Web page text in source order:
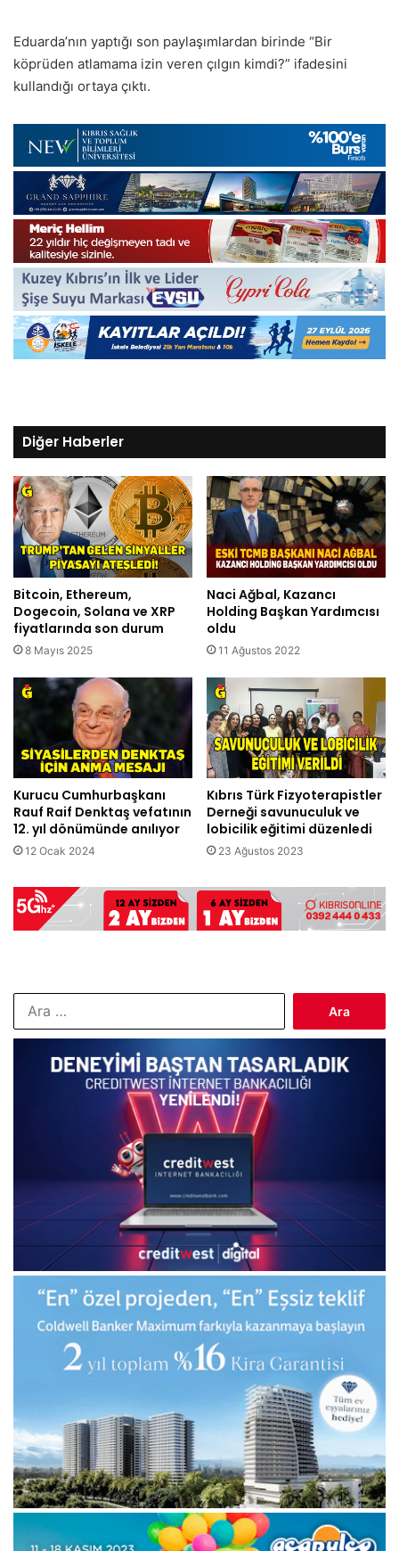
Eduarda’nın yaptığı son paylaşımlardan birinde “Bir
köprüden atlamama izin veren çılgın kimdi?” ifadesini
kullandığı ortaya çıktı.
Diğer Haberler
Bitcoin, Ethereum,
Dogecoin, Solana ve XRP
fiyatlarında son durum
8 Mayıs 2025
Naci Ağbal, Kazancı
Holding Başkan Yardımcısı
oldu
11 Ağustos 2022
Kurucu Cumhurbaşkanı
Rauf Raif Denktaş vefatının
12. yıl dönümünde anılıyor
12 Ocak 2024
Kıbrıs Türk Fizyoterapistler
Derneği savunuculuk ve
lobicilik eğitimi düzenledi
23 Ağustos 2023